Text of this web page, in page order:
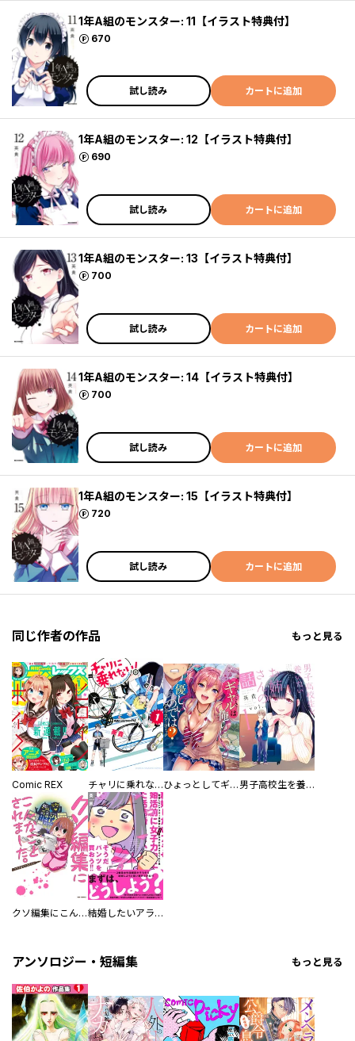
1年A組のモンスター: 11【イラスト特典付】
670
ポイント
試し読み カートに追加
1年A組のモンスター: 12【イラスト特典付】
690
ポイント
試し読み カートに追加
1年A組のモンスター: 13【イラスト特典付】
700
ポイント
試し読み カートに追加
1年A組のモンスター: 14【イラスト特典付】
700
ポイント
試し読み カートに追加
1年A組のモンスター: 15【イラスト特典付】
720
ポイント
試し読み カートに追加
同じ作者の作品 もっと見る
Comic REX チャリに乗れない！ ひょっとしてギャルは俺らに優しいのでは？ アンソロジーコミック 男子高校生を養いたいお姉さんの話
クソ編集にこんなことされました。アンソロジーコミック 結婚したいアラサー漫画家が婚活前に女子力向上させてみた話
アンソロジー・短編集 もっと見る